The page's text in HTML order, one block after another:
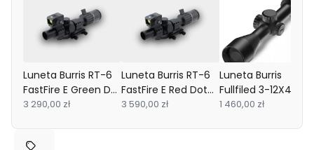
Luneta Burris RT-6
FastFire E Green Dot
Tactical Kit
3 290,00 zł
Luneta Burris RT-6
FastFire E Red Dot
Tactical Kit
3 590,00 zł
Luneta Burris
Fullfiled 3-12X42 E3
KSB
1 460,00 zł